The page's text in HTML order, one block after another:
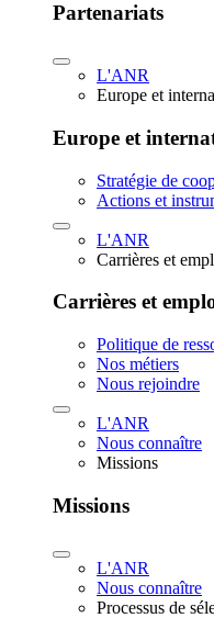
Partenariats
L'ANR
Europe et
Europe et
Stratégie de
Actions et
L'ANR
Carrières et
Carrières et
Politique de
Nos métiers
Nous rejoindre
L'ANR
Nous connaître
Missions
Missions
L'ANR
Nous connaître
Processus de